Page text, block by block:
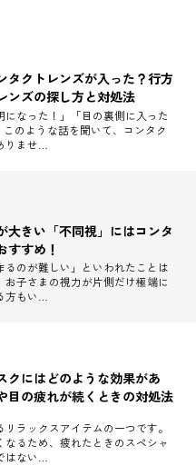
タクトレンズが入った？行方
ンズの探し方と対処法
になった！」「目の裏側に入った
のような話を聞いて、コンタク
りませ…
大きい「不同視」にはコンタ
すすめ！
のが難しい」といわれたことは
子さまの視力が片側だけ極端に
もい…
クにはどのような効果があ
目の疲れが続くときの対処法
ラックスアイテムの一つです。
るため、疲れたときのスペシャ
ない…